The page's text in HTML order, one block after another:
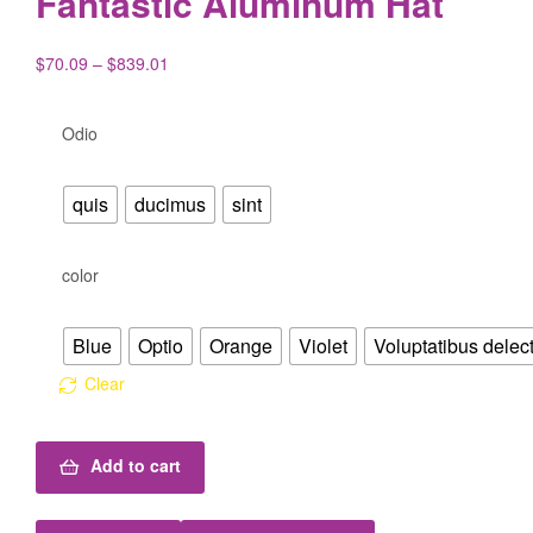
$70.09 – $839.01
Odio
quis ducimus sint
color
Blue Optio Orange Violet Voluptatibus
Clear
Add to cart